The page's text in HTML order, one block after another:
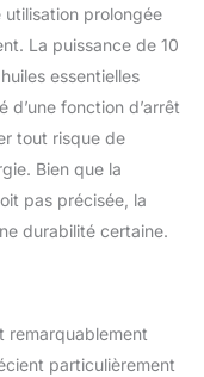
dure plus de
de
qui
en
être.
et
d'huiles
aident tous
:
à votre
utilisation prolongée
La puissance de 10
essentielles
d’une fonction d’arrêt
tout risque de
Bien que la
pas précisée, la
durabilité certaine.
remarquablement
particulièrement